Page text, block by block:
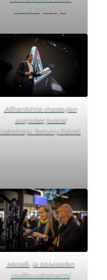
toimitusjohtaja.
Alihankinta-messujen
avajaiset juonsi
toimittaja Tommy Fränti.
Metalli- ja kaivosalan
teollisuuskonserni